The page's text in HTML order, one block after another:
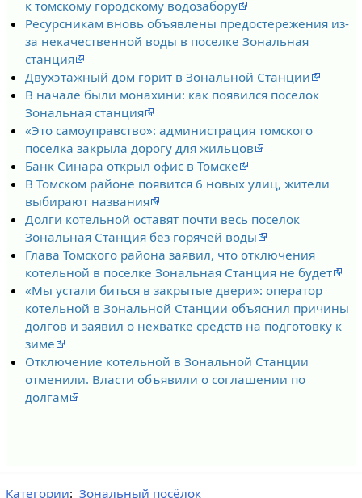
к томскому городскому водозабору
Ресурсникам вновь объявлены предостережения из-
за некачественной воды в поселке Зональная
станция
Двухэтажный дом горит в Зональной Станции
В начале были монахини: как появился поселок
Зональная станция
«Это самоуправство»: администрация томского
поселка закрыла дорогу для жильцов
Банк Синара открыл офис в Томске
В Томском районе появится 6 новых улиц, жители
выбирают названия
Долги котельной оставят почти весь поселок
Зональная Станция без горячей воды
Глава Томского района заявил, что отключения
котельной в поселке Зональная Станция не будет
«Мы устали биться в закрытые двери»: оператор
котельной в Зональной Станции объяснил причины
долгов и заявил о нехватке средств на подготовку к
зиме
Отключение котельной в Зональной Станции
отменили. Власти объявили о соглашении по
долгам
Категории: Зональный посёлок